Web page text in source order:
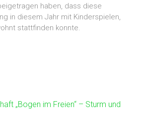
haben, dass diese
in diesem Jahr mit Kinderspielen,
stattfinden konnte.
„Bogen im Freien“ – Sturm und